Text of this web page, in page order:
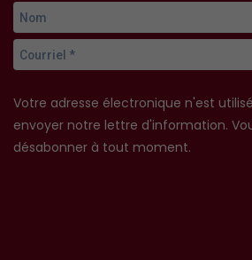
Votre adresse électronique n'est
envoyer notre lettre d'information.
désabonner à tout moment.